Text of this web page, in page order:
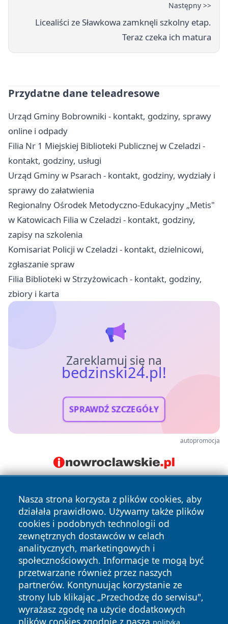
Następny >>
Licealiści ze Sławkowa zamknęli szkolny etap.
Teraz czeka ich matura
Przydatne dane teleadresowe
Urząd Gminy Bobrowniki - kontakt, godziny, sprawy
online i odpady
Filia Nr 1 Miejskiej Biblioteki Publicznej w Czeladzi -
kontakt, godziny, usługi
Urząd Gminy w Psarach - kontakt, godziny, wydziały i
sprawy do załatwienia
Regionalny Ośrodek Metodyczno-Edukacyjny „Metis"
w Katowicach Filia w Czeladzi - kontakt, godziny,
zapisy na szkolenia
Komisariat Policji w Czeladzi - kontakt, dzielnicowi,
zgłaszanie spraw
Filia Biblioteki w Strzyżowicach - kontakt, godziny,
zbiory i karta
Zareklamuj się na
bedzinski24.pl!
SPRAWDŹ SZCZEGÓŁY
autopromocja
Nasza strona korzysta z plików cookies, aby
działała prawidłowo. Używamy także plików
cookies i podobnych technologii od
zewnętrznych dostawców w celach
analitycznych, marketingowych i
społecznościowych. Informacje te mogą być
przetwarzane również przez naszych
partnerów. Kontynuując korzystanie ze
strony lub klikając „Przechodzę do serwisu",
wyrażasz zgodę na użycie dodatkowych
plików cookies zgodnie z naszą
Copyright © 2026 bedzinski24.pl Wszystkie prawa
zastrzeżone.
News Autorzy
Polityka
Prywatności
Polityka
Cookies